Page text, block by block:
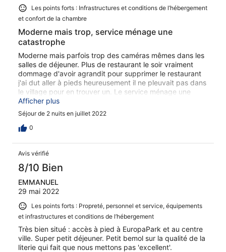
Les points forts : Infrastructures et conditions de l’hébergement
et confort de la chambre
Moderne mais trop, service ménage une
catastrophe
Moderne mais parfois trop des caméras mêmes dans les
salles de déjeuner. Plus de restaurant le soir vraiment
dommage d'avoir agrandit pour supprimer le restaurant
j'ai dut aller à pieds heureusement il ne pleuvait pas dans
le village pour en trouver un. Le service ménage une
catastrophe personne ne parle ni français , ni allemand,
ni anglais et sol sale couvertures et jouets de mon chien
noirs à la fin de mon séjour. Déjeuner on vous sert à table
pas de buffet compliqué franchement je préférait l'ancien
Afficher plus
Séjour de 2 nuits en juillet 2022
0
Avis vérifié
8/10 Bien
EMMANUEL
29 mai 2022
Les points forts : Propreté, personnel et service, équipements
et infrastructures et conditions de l’hébergement
Très bien situé : accès à pied à EuropaPark et au centre
ville. Super petit déjeuner. Petit bemol sur la qualité de la
literie qui fait que nous mettons pas 'excellent'.